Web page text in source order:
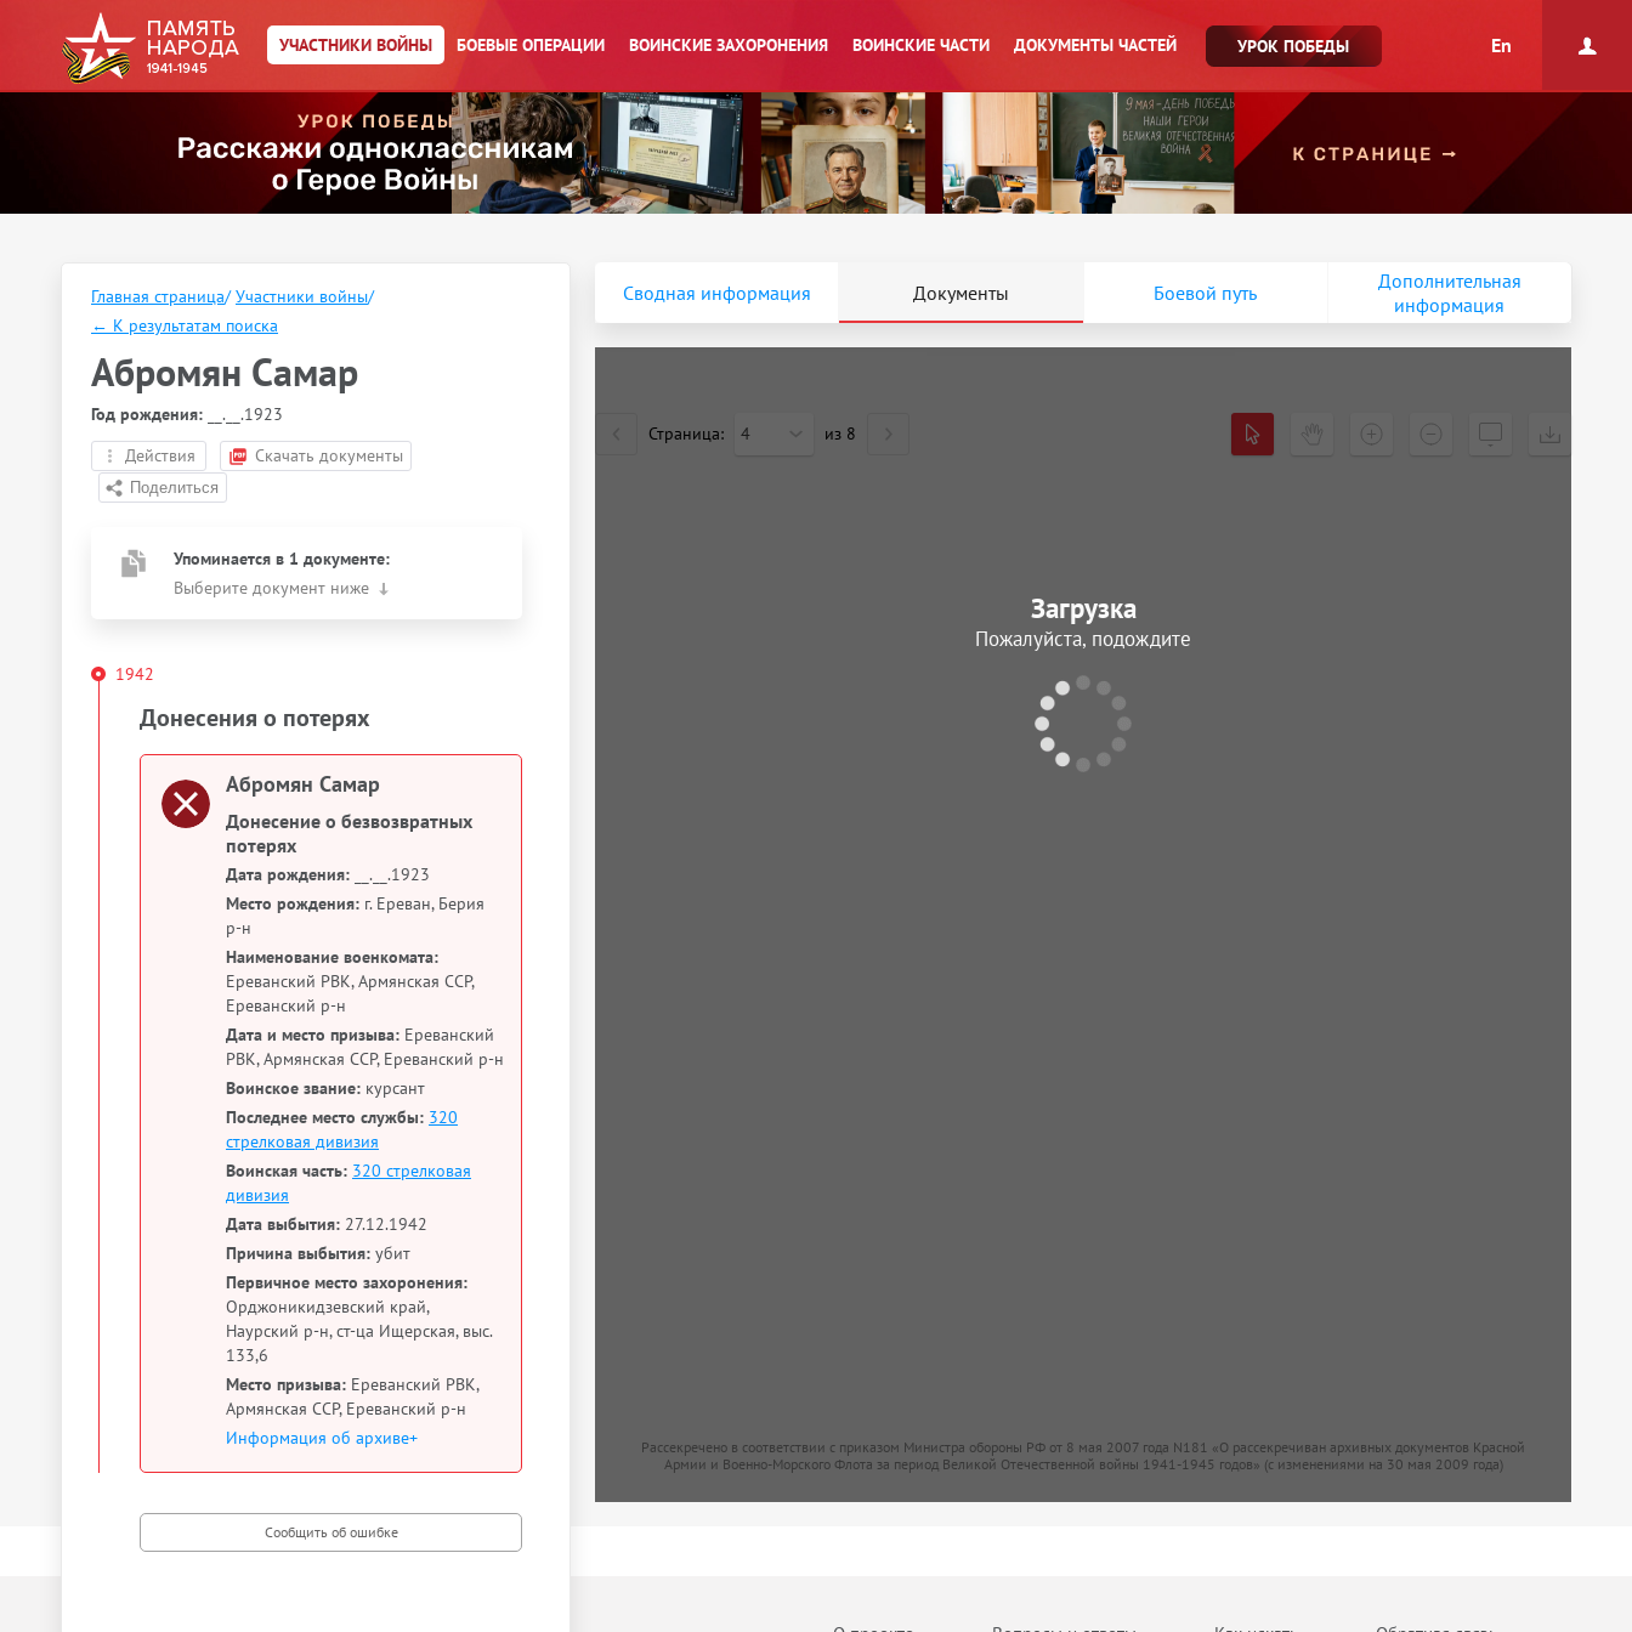
УЧАСТНИКИ ВОЙНЫ БОЕВЫЕ ОПЕРАЦИИ ВОИНСКИЕ ЗАХОРОНЕНИЯ ВОИНСКИЕ ЧАСТИ ДОКУМЕНТЫ ЧАСТЕЙ УРОК ПОБЕДЫ En
Главная страница/ Участники войны/
← К результатам поиска
Абромян Самар
Год рождения: __.__.1923
Действия
Скачать документы
Упоминается в 1 документе:
Выберите документ ниже
1942
Донесения о потерях
Абромян Самар
Донесение о безвозвратных
потерях
Дата рождения: __.__.1923
Место рождения: г. Ереван, Берия
р-н
Наименование военкомата:
Ереванский РВК, Армянская ССР,
Ереванский р-н
Дата и место призыва: Ереванский
РВК, Армянская ССР, Ереванский р-н
Воинское звание: курсант
Последнее место службы: 320
стрелковая дивизия
Воинская часть: 320 стрелковая
дивизия
Дата выбытия: 27.12.1942
Причина выбытия: убит
Первичное место захоронения:
Орджоникидзевский край,
Наурский р-н, ст-ца Ищерская, выс.
133,6
Место призыва: Ереванский РВК,
Армянская ССР, Ереванский р-н
Информация об архиве+
Сводная информация Документы Боевой путь
Дополнительная
информация
Страница: 4 из 8
Рассекречено в соответствии с приказом Министра обороны РФ от 8 мая 2007 года N181 «О рассекречиван архивных документов Красной
Армии и Военно-Морского Флота за период Великой Отечественной войны 1941-1945 годов» (с изменениями на 30 мая 2009 года)
Загрузка
Пожалуйста, подождите